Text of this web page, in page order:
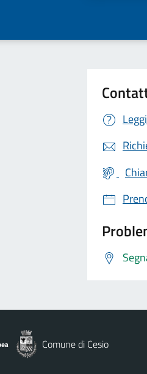
Comune di Cesio